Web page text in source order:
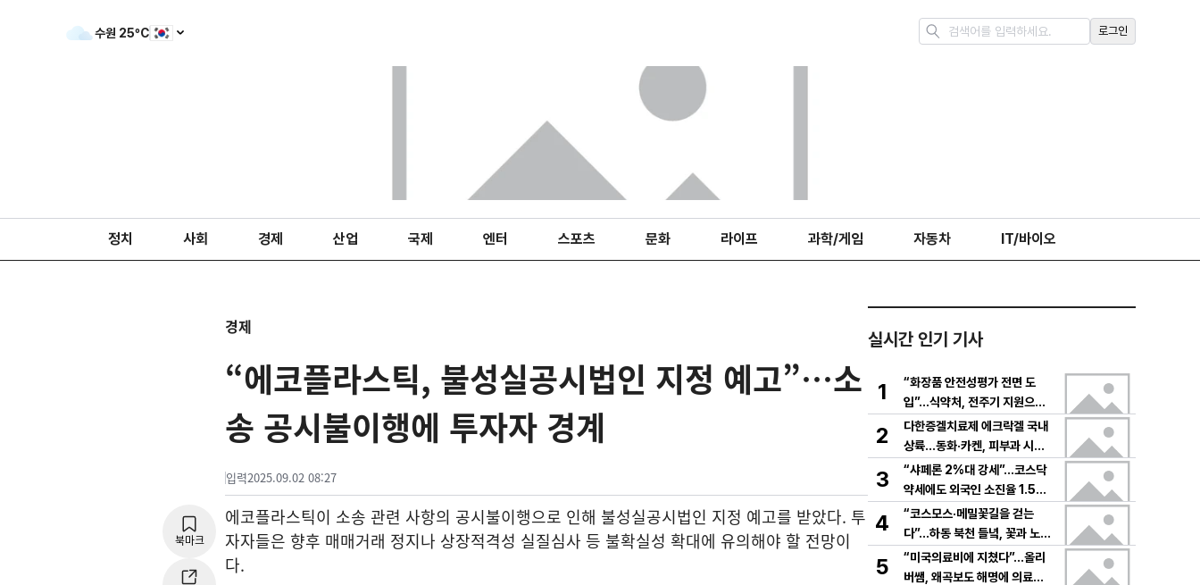
수원 25ºC 로그인
정치 사회 경제 산업 국제 엔터 스포츠 문화 라이프 과학/게임 자동차 IT/바이오
경제
“에코플라스틱, 불성실공시법인 지정 예고”…소
송 공시불이행에 투자자 경계
입력2025.09.02 08:27
북마크
에코플라스틱이 소송 관련 사항의 공시불이행으로 인해 불성실공시법인 지정 예고를 받았다. 투
자자들은 향후 매매거래 정지나 상장적격성 실질심사 등 불확실성 확대에 유의해야 할 전망이
다.
실시간 인기 기사
1
“화장품 안전성평가 전면 도
입”…식약처, 전주기 지원으로
K뷰티 고도화
2
다한증겔치료제 에크락겔 국내
상륙…동화·카켄, 피부과 시장
공략
3
“샤페론 2%대 강세”…코스닥
약세에도 외국인 소진율 1.5
9% 기록
4
“코스모스·메밀꽃길을 걷는
다”…하동 북천 들녘, 꽃과 노래
로 물드는 가을의 하루
5
“미국의료비에 지쳤다”…올리
버쌤, 왜곡보도 해명에 의료시